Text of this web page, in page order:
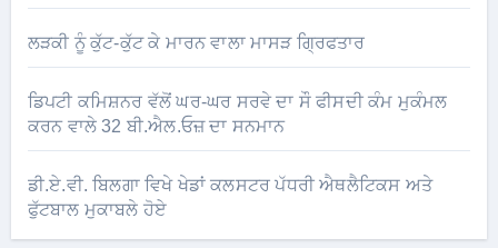
ਲੜਕੀ ਨੂੰ ਕੁੱਟ-ਕੁੱਟ ਕੇ ਮਾਰਨ ਵਾਲਾ ਮਾਸੜ ਗ੍ਰਿਫਤਾਰ
ਡਿਪਟੀ ਕਮਿਸ਼ਨਰ ਵੱਲੋਂ ਘਰ-ਘਰ ਸਰਵੇ ਦਾ ਸੌ ਫੀਸਦੀ ਕੰਮ ਮੁਕੰਮਲ
ਕਰਨ ਵਾਲੇ 32 ਬੀ.ਐਲ.ਓਜ਼ ਦਾ ਸਨਮਾਨ
ਡੀ.ਏ.ਵੀ. ਬਿਲਗਾ ਵਿਖੇ ਖੇਡਾਂ ਕਲਸਟਰ ਪੱਧਰੀ ਐਥਲੈਟਿਕਸ ਅਤੇ
ਫੁੱਟਬਾਲ ਮੁਕਾਬਲੇ ਹੋਏ